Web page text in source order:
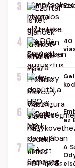
3
4
40
5
6
az
7
A